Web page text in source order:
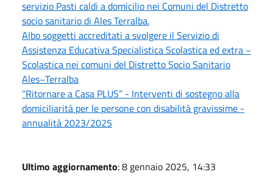
servizio Pasti caldi a domicilio nei Comuni del Distretto
socio sanitario di Ales Terralba.
Albo soggetti accreditati a svolgere il Servizio di
Assistenza Educativa Specialistica Scolastica ed extra −
Scolastica nei comuni del Distretto Socio Sanitario
Ales−Terralba
“Ritornare a Casa PLUS” - Interventi di sostegno alla
domiciliarità per le persone con disabilità gravissime -
annualità 2023/2025
Ultimo aggiornamento: 8 gennaio 2025, 14:33